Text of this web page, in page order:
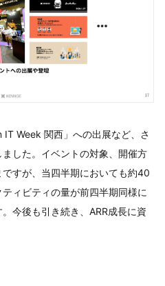
Week 関西」への出展など、さ
した。イベントの対象、開催方
すが、当四半期においても約40
ィビティの量が前四半期同様に
今後も引き続き、ARR成長に資